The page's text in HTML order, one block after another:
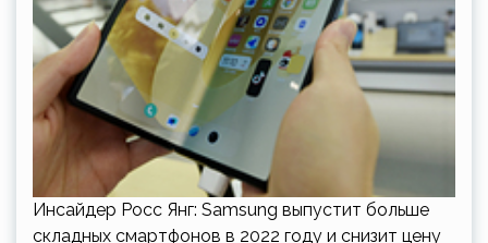
Инсайдер Росс Янг: Samsung выпустит больше
складных смартфонов в 2022 году и снизит цену